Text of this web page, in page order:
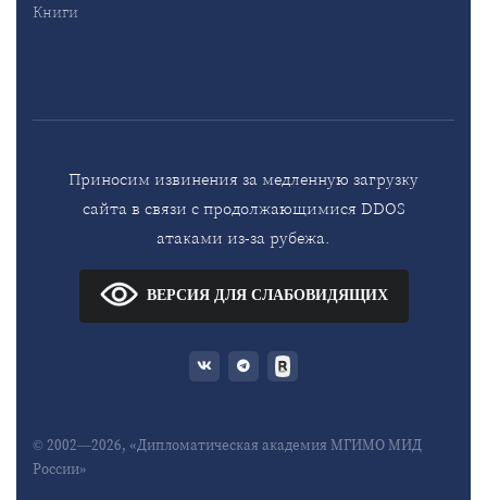
Книги
Приносим извинения за медленную загрузку
сайта в связи с продолжающимися DDOS
атаками из-за рубежа.
ВЕРСИЯ ДЛЯ СЛАБОВИДЯЩИХ
© 2002—2026, «Дипломатическая академия МГИМО МИД
России»